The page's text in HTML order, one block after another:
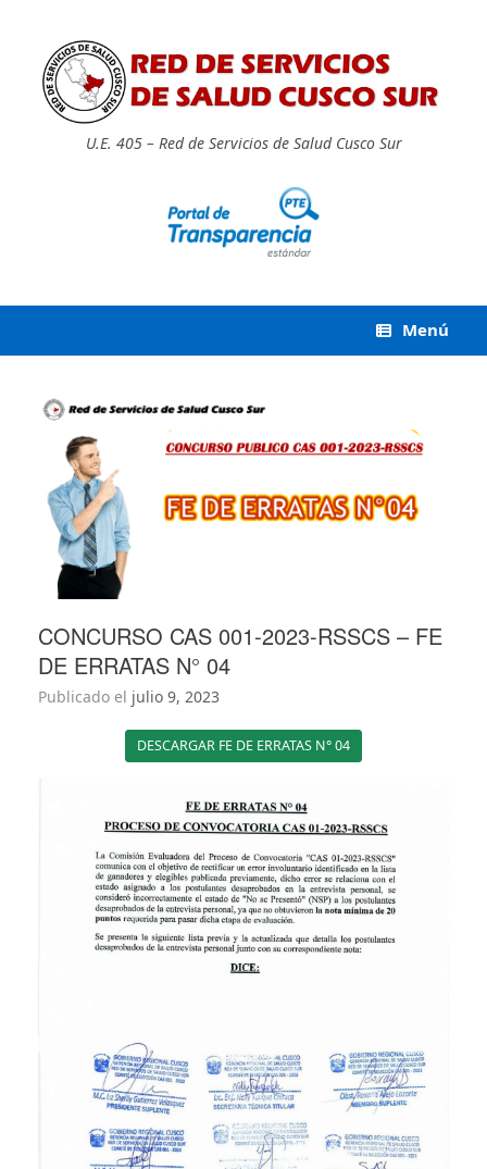
U.E. 405 – Red de Servicios de Salud Cusco Sur
Menú
CONCURSO CAS 001-2023-RSSCS – FE
DE ERRATAS N° 04
Publicado el julio 9, 2023
DESCARGAR FE DE ERRATAS N° 04